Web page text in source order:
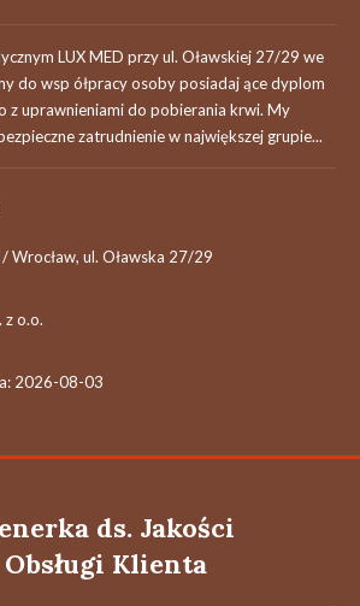
LUX MED przy ul. Oławskiej 27/29 we
do wsp ółpracy osoby posiadaj ące dyplom
z uprawnieniami do pobierania krwi. My
zatrudnienie w największej grupie...
Wrocław, ul. Oławska 27/29
z o.o.
2026-08-03
ds. Jakości
Klienta